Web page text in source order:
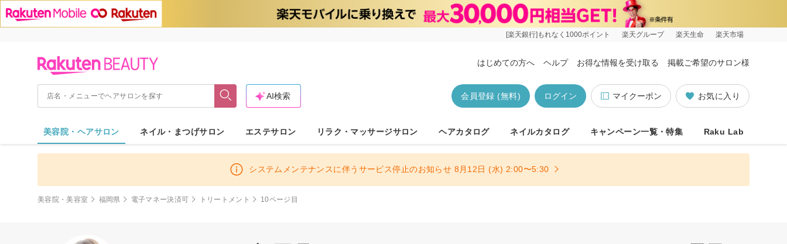
[楽天銀行]もれなく1000ポイント 楽天グループ 楽天生命 楽天市場
はじめての方へ ヘルプ お得な情報を受け取る 掲載ご希望のサロン様
お気に入り
マイクーポン
ログイン
会員登録 (無料)
AI検索
美容院・ヘアサロン ネイル・まつげサロン エステサロン リラク・マッサージサロン ヘアカタログ ネイルカタログ キャンペーン一覧・特集 Raku Lab
システムメンテナンスに伴うサービス停止のお知らせ 8月12日 (水) 2:00〜5:30
美容院・美容室 福岡県 電子マネー決済可 トリートメント 10ページ目